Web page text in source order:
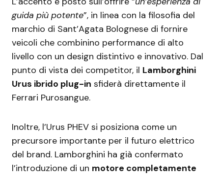
guida più potente”, in linea con la filosofia del
marchio di Sant’Agata Bolognese di fornire
veicoli che combinino performance di alto
livello con un design distintivo e innovativo. Dal
punto di vista dei competitor, il Lamborghini
Urus ibrido plug-in sfiderà direttamente il
Ferrari Purosangue.
Inoltre, l’Urus PHEV si posiziona come un
precursore importante per il futuro elettrico
del brand. Lamborghini ha già confermato
l’introduzione di un motore completamente